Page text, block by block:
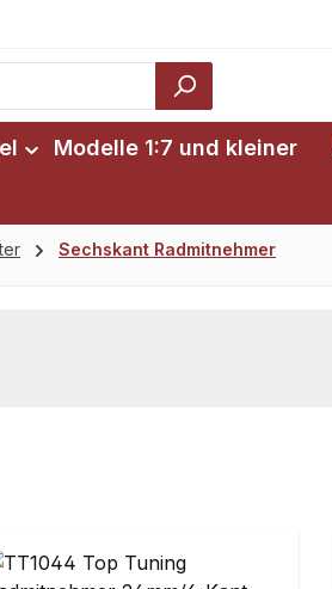
Modelle 1:7 und kleiner
Sechskant Radmitnehmer